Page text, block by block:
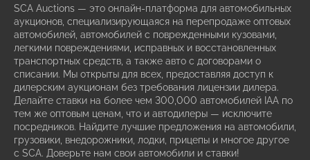
SCA Auctions — это онлайн-платформа для автомобильных
аукционов, специализирующаяся на перепродаже оптовых
автомобилей, автомобилей с поврежденными кузовами,
легкими повреждениями, исправных и восстановленных
транспортных средств, а также авто с договорами о
списании. Мы открыты для всех, предоставляя доступ к
дилерским аукционам без требования лицензии дилера.
Делайте ставки на более чем 300,000 автомобилей IAA по
тем же оптовым ценам, что и автодилеры — исключите
посредников. Найдите лучшие предложения на автомобили,
грузовики, внедорожники, лодки, прицепы и многое другое
с SCA. Доверьте нам свои автомобили и ставки!